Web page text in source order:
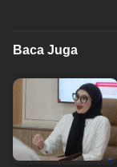
Baca Juga